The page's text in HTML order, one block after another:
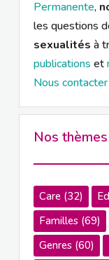
Permanente,
les questions
sexualités à
publications et
Nous contacter
Nos thèmes
Care(32)
Familles(69)
Genres(60)